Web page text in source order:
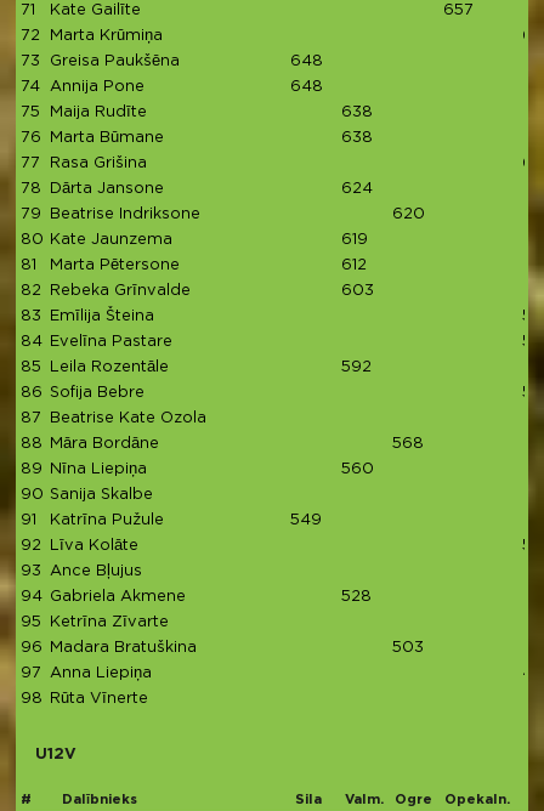
71
Kate Gailīte
657
72
Marta Krūmiņa
73
Greisa Paukšēna
648
74
Annija Pone
648
75
Maija Rudīte
638
76
Marta Būmane
638
77
Rasa Grišina
78
Dārta Jansone
624
79
Beatrise Indriksone
620
80
Kate Jaunzema
619
81
Marta Pētersone
612
82
Rebeka Grīnvalde
603
83
Emīlija Šteina
84
Evelīna Pastare
85
Leila Rozentāle
592
86
Sofija Bebre
87
Beatrise Kate Ozola
88
Māra Bordāne
568
89
Nīna Liepiņa
560
90
Sanija Skalbe
91
Katrīna Pužule
549
92
Līva Kolāte
93
Ance Bļujus
94
Gabriela Akmene
528
95
Ketrīna Zīvarte
96
Madara Bratuškina
503
97
Anna Liepiņa
98
Rūta Vīnerte
U12V
# Dalībnieks Sila Valm. Ogre Opekaln.